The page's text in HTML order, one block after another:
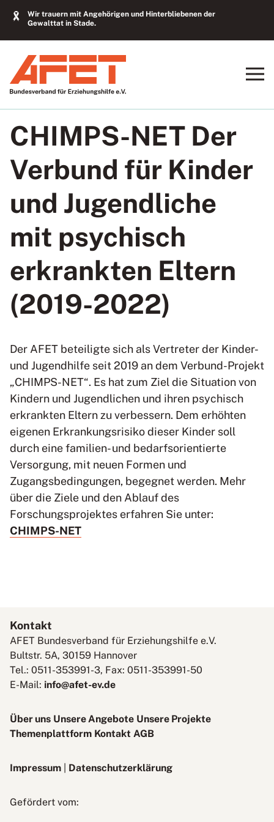
Wir trauern mit Angehörigen und Hinterbliebenen der
Gewalttat in Stade.
CHIMPS-NET Der
Verbund für Kinder
und Jugendliche
mit psychisch
erkrankten Eltern
(2019-2022)
Der AFET beteiligte sich als Vertreter der Kinder-
und Jugendhilfe seit 2019 an dem Verbund-Projekt
„CHIMPS-NET“. Es hat zum Ziel die Situation von
Kindern und Jugendlichen und ihren psychisch
erkrankten Eltern zu verbessern. Dem erhöhten
eigenen Erkrankungsrisiko dieser Kinder soll
durch eine familien- und bedarfsorientierte
Versorgung, mit neuen Formen und
Zugangsbedingungen, begegnet werden. Mehr
über die Ziele und den Ablauf des
Forschungsprojektes erfahren Sie unter:
CHIMPS-NET
Kontakt
AFET Bundesverband für Erziehungshilfe e.V.
Bultstr. 5A, 30159 Hannover
Tel.: 0511-353991-3, Fax: 0511-353991-50
E-Mail: info@afet-ev.de
Über uns Unsere Angebote Unsere Projekte
Themenplattform Kontakt AGB
Impressum Datenschutzerklärung
Gefördert vom: